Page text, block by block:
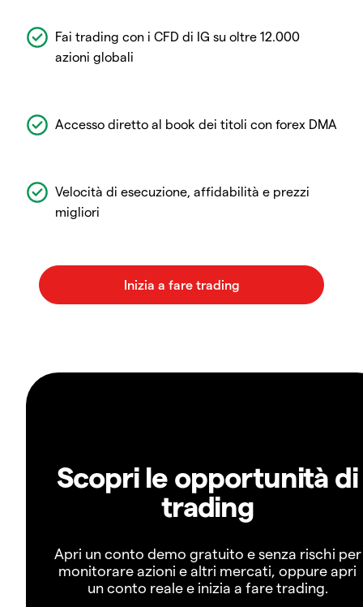
Fai trading con i CFD di IG su oltre 12.000
azioni globali
Accesso diretto al book dei titoli con forex DMA
Velocità di esecuzione, affidabilità e prezzi
migliori
Scopri le opportunità di
trading
Apri un conto demo gratuito e senza rischi per
monitorare azioni e altri mercati, oppure apri
un conto reale e inizia a fare trading.